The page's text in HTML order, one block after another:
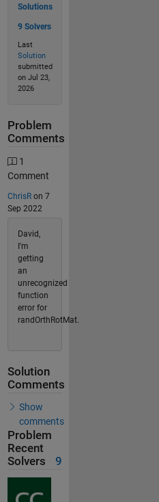
Solutions
9 Solvers
Last
Solution
submitted
on Jul 23,
2026
Problem
Comments
1
Comment
ChrisRon 7
Sep 2022
David,
I'm
getting
an
unrecognized
function
error for
randOrthRotMat.
Solution
Comments
Show
comments
Problem
Recent
Solvers
9